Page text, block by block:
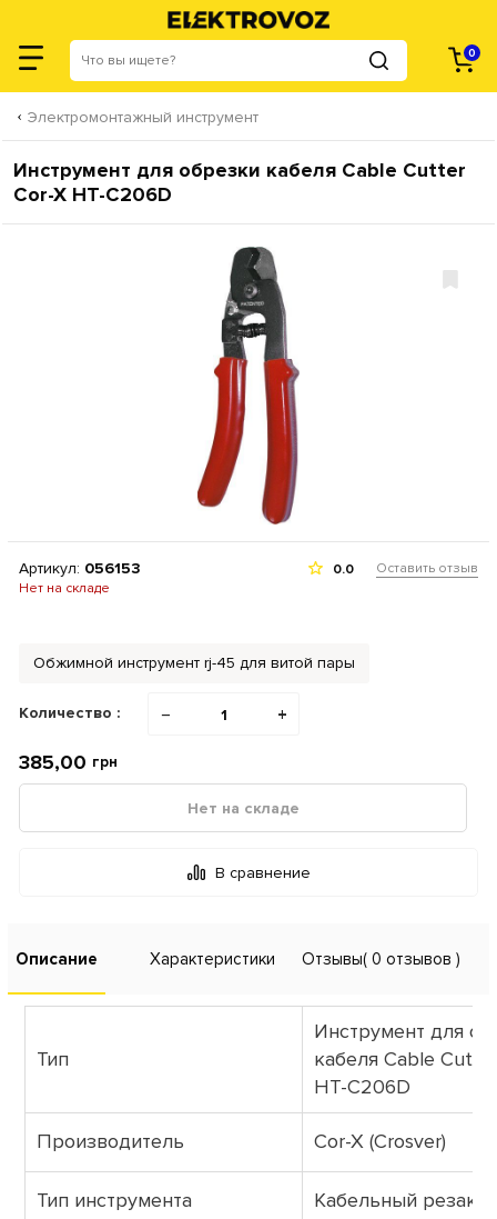
0
Электромонтажный инструмент
Инструмент для обрезки кабеля Cable Cutter
Cor-X HT-C206D
Артикул: 056153
Нет на складе
0.0 Оставить отзыв
Обжимной инструмент rj-45 для витой пары
Количество : − +
385,00 грн
Нет на складе
В сравнение
Описание Характеристики Отзывы( 0 отзывов )
Тип
Инструмент для
кабеля Cable
HT-C206D
Производитель Cor-X (Crosver)
Тип инструмента Кабельный резак